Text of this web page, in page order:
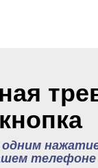
кнопка
телефоне